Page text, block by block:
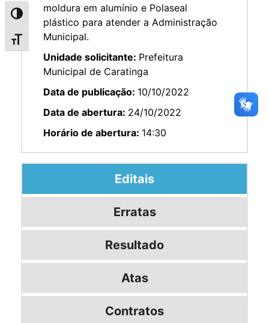
Alternar alto contraste
Alternar tamanho da fonte
moldura em alumínio e Polaseal
plástico para atender a Administração
Municipal.
Unidade solicitante: Prefeitura
Municipal de Caratinga
Data de publicação: 10/10/2022
Data de abertura: 24/10/2022
Horário de abertura: 14:30
Editais
Erratas
Resultado
Atas
Contratos